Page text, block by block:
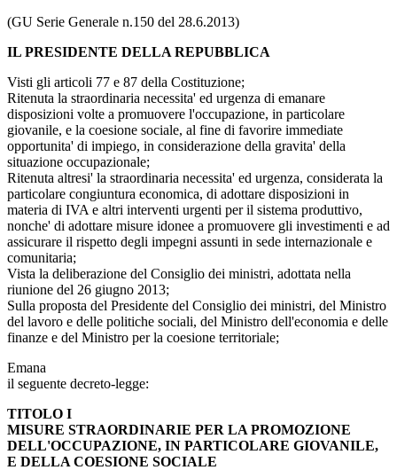
(GU Serie Generale n.150 del 28.6.2013)
IL PRESIDENTE DELLA REPUBBLICA
Visti gli articoli 77 e 87 della Costituzione;
Ritenuta la straordinaria necessita' ed urgenza di emanare
disposizioni volte a promuovere l'occupazione, in particolare
giovanile, e la coesione sociale, al fine di favorire immediate
opportunita' di impiego, in considerazione della gravita' della
situazione occupazionale;
Ritenuta altresi' la straordinaria necessita' ed urgenza, considerata la
particolare congiuntura economica, di adottare disposizioni in
materia di IVA e altri interventi urgenti per il sistema produttivo,
nonche' di adottare misure idonee a promuovere gli investimenti e ad
assicurare il rispetto degli impegni assunti in sede internazionale e
comunitaria;
Vista la deliberazione del Consiglio dei ministri, adottata nella
riunione del 26 giugno 2013;
Sulla proposta del Presidente del Consiglio dei ministri, del Ministro
del lavoro e delle politiche sociali, del Ministro dell'economia e delle
finanze e del Ministro per la coesione territoriale;
Emana
il seguente decreto-legge:
TITOLO I
MISURE STRAORDINARIE PER LA PROMOZIONE
DELL'OCCUPAZIONE, IN PARTICOLARE GIOVANILE,
E DELLA COESIONE SOCIALE